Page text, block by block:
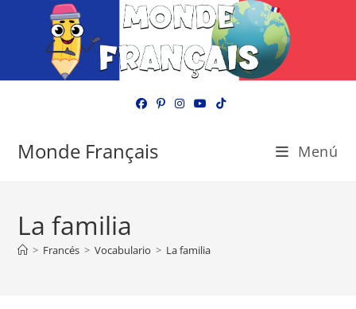
Monde Français Menú
La familia
> Francés > Vocabulario > La familia